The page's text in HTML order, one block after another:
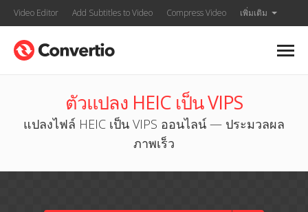
Video Editor Add Subtitles to Video Compress Video เพิ่มเติม
ตัวแปลง HEIC เป็น VIPS
แปลงไฟล์ HEIC เป็น VIPS ออนไลน์ — ประมวลผล
ภาพเร็ว